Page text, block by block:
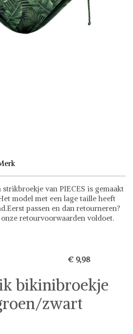
van PIECES is gemaakt
model met een lage taille heeft
passen en dan retourneren?
retourvoorwaarden voldoet.
€ 9,98
bikinibroekje
zwart